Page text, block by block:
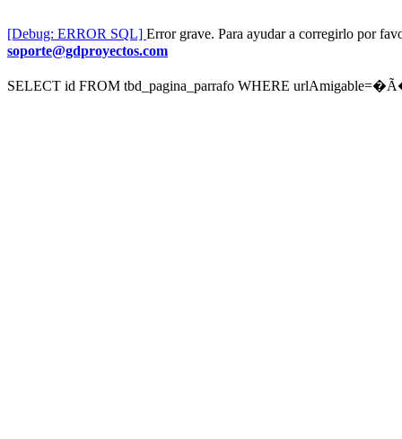
[Debug: ERROR SQL] Error grave. Para ayudar a corregirlo por
soporte@gdproyectos.com
SELECT id FROM tbd_pagina_parrafo WHERE